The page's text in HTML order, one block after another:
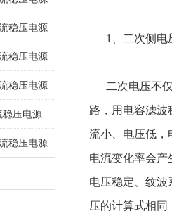
稳压电源
稳压电源
稳压电源
稳压电源
稳压电源
1、二次侧电
二次电压不仅
路，用电容滤波
流小、电压低，
电流变化率会产
电压稳定、纹波
压的计算式相同